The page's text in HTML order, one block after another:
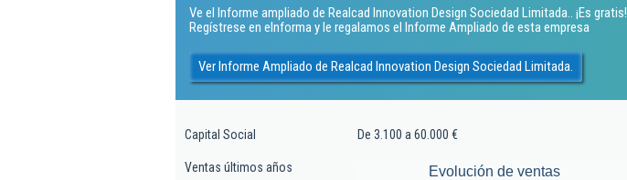
Ve el Informe ampliado de Realcad Innovation Design Sociedad Limitada.. ¡Es gratis!
Regístrese en eInforma y le regalamos el Informe Ampliado de esta empresa
Ver Informe Ampliado de Realcad Innovation Design Sociedad Limitada.
Capital Social De 3.100 a 60.000 €
Ventas últimos años Evolución de ventas